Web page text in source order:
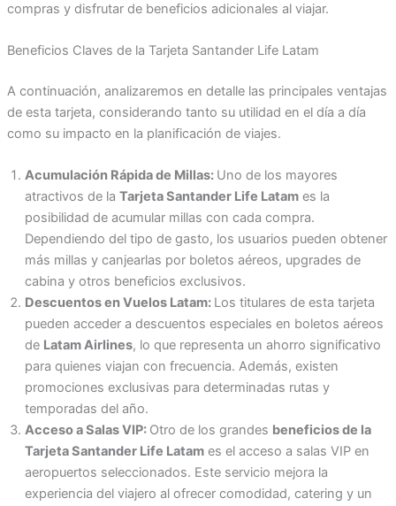
compras y disfrutar de beneficios adicionales al viajar.
Beneficios Claves de la Tarjeta Santander Life Latam
A continuación, analizaremos en detalle las principales ventajas
de esta tarjeta, considerando tanto su utilidad en el día a día
como su impacto en la planificación de viajes.
Acumulación Rápida de Millas: Uno de los mayores
atractivos de la Tarjeta Santander Life Latames la
posibilidad de acumular millas con cada compra.
Dependiendo del tipo de gasto, los usuarios pueden obtener
más millas y canjearlas por boletos aéreos, upgrades de
cabina y otros beneficios exclusivos.
Descuentos en Vuelos Latam: Los titulares de esta tarjeta
pueden acceder a descuentos especiales en boletos aéreos
de Latam Airlines, lo que representa un ahorro significativo
para quienes viajan con frecuencia. Además, existen
promociones exclusivas para determinadas rutas y
temporadas del año.
Acceso a Salas VIP: Otro de los grandes beneficios de la
Tarjeta Santander Life Latames el acceso a salas VIP en
aeropuertos seleccionados. Este servicio mejora la
experiencia del viajero al ofrecer comodidad, catering y un